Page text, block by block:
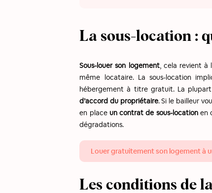
La sous-location :
Sous-louer son logement, cela revient à
même locataire. La sous-location
hébergement à titre gratuit. La
d’accord du propriétaire. Si le bailleur
en place un contrat de sous-location en
dégradations.
Louer gratuitement son logement à
Les conditions de